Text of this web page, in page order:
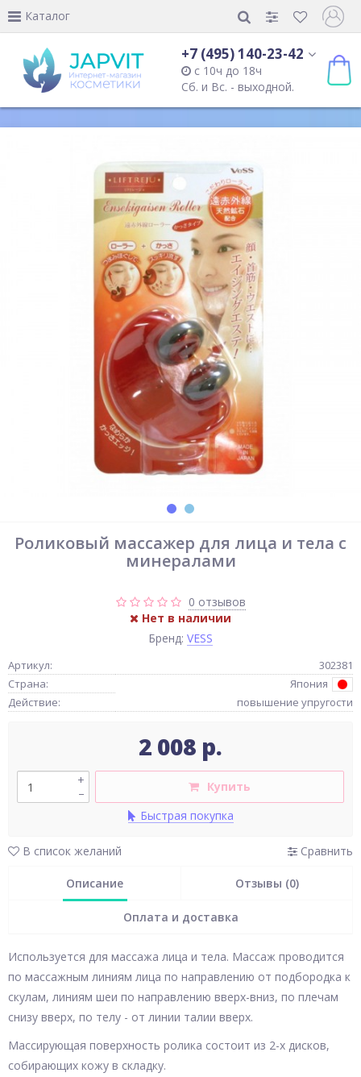
Каталог
+7 (495) 140-23-42
с 10ч до 18ч
Сб. и Вс. - выходной.
Роликовый массажер для лица и тела с
минералами
0 отзывов
Нет в наличии
Бренд: VESS
Артикул:
302381
Страна:
Япония
Действие:
повышение упругости
2 008 р.
–
+
Купить
Быстрая покупка
В список желаний Сравнить
Описание Отзывы (0)
Оплата и доставка
Используется для массажа лица и тела. Массаж проводится
по массажным линиям лица по направлению от подбородка к
скулам, линиям шеи по направлению вверх-вниз, по плечам
снизу вверх, по телу - от линии талии вверх.
Массирующая поверхность ролика состоит из 2-х дисков,
собирающих кожу в складку.